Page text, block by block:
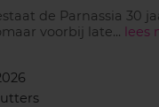
de Parnassia 30
voorbij late... lees